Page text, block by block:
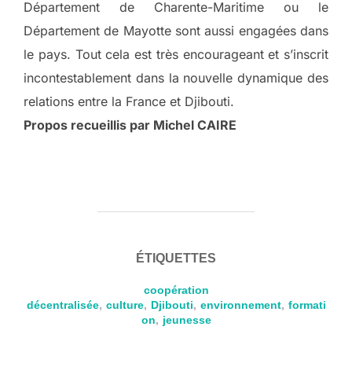
Département de Charente-Maritime ou le
Département de Mayotte sont aussi engagées dans
le pays. Tout cela est très encourageant et s’inscrit
incontestablement dans la nouvelle dynamique des
relations entre la France et Djibouti.
Propos recueillis par Michel CAIRE
ÉTIQUETTES
coopération
décentralisée, culture, Djibouti, environnement, formati
on, jeunesse